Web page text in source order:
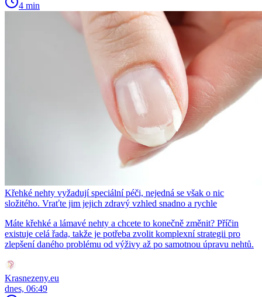
4 min
Křehké nehty vyžadují speciální péči, nejedná se však o nic
složitého. Vraťte jim jejich zdravý vzhled snadno a rychle
Máte křehké a lámavé nehty a chcete to konečně změnit? Příčin
existuje celá řada, takže je potřeba zvolit komplexní strategii pro
zlepšení daného problému od výživy až po samotnou úpravu nehtů.
Krasnezeny.eu
dnes, 06:49